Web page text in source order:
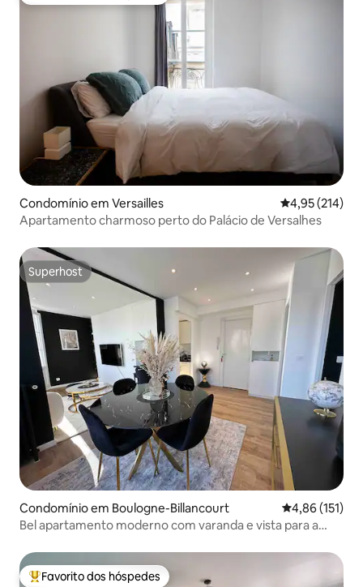
Condomínio em Versailles Classificação
4,95 (214)
Apartamento charmoso perto do Palácio de Versalhes
Superhost
Superhost
Condomínio em Boulogne-Billancourt Classificação
4,86 (151)
Bel apartamento moderno com varanda e vista para a
Favoritos dos hóspedes mais apreciados
Favorito dos hóspedes